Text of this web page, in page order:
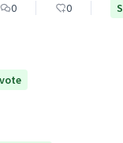
0 0